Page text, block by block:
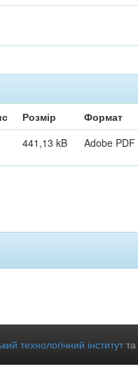
Розмір
Формат
441,13 kB Adobe PDF
технологічний інститутта